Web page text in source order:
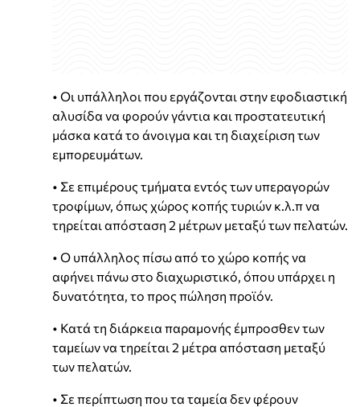
• Οι υπάλληλοι που εργάζονται στην εφοδιαστική
αλυσίδα να φορούν γάντια και προστατευτική
μάσκα κατά το άνοιγμα και τη διαχείριση των
εμπορευμάτων.
• Σε επιμέρους τμήματα εντός των υπεραγορών
τροφίμων, όπως χώρος κοπής τυριών κ.λ.π να
τηρείται απόσταση 2 μέτρων μεταξύ των πελατών.
• Ο υπάλληλος πίσω από το χώρο κοπής να
αφήνει πάνω στο διαχωριστικό, όπου υπάρχει η
δυνατότητα, το προς πώληση προϊόν.
• Κατά τη διάρκεια παραμονής έμπροσθεν των
ταμείων να τηρείται 2 μέτρα απόσταση μεταξύ
των πελατών.
• Σε περίπτωση που τα ταμεία δεν φέρουν